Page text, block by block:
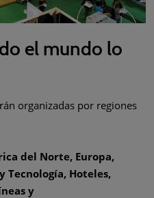
el mundo lo
organizadas por regiones
del Norte, Europa,
Tecnología, Hoteles,
y